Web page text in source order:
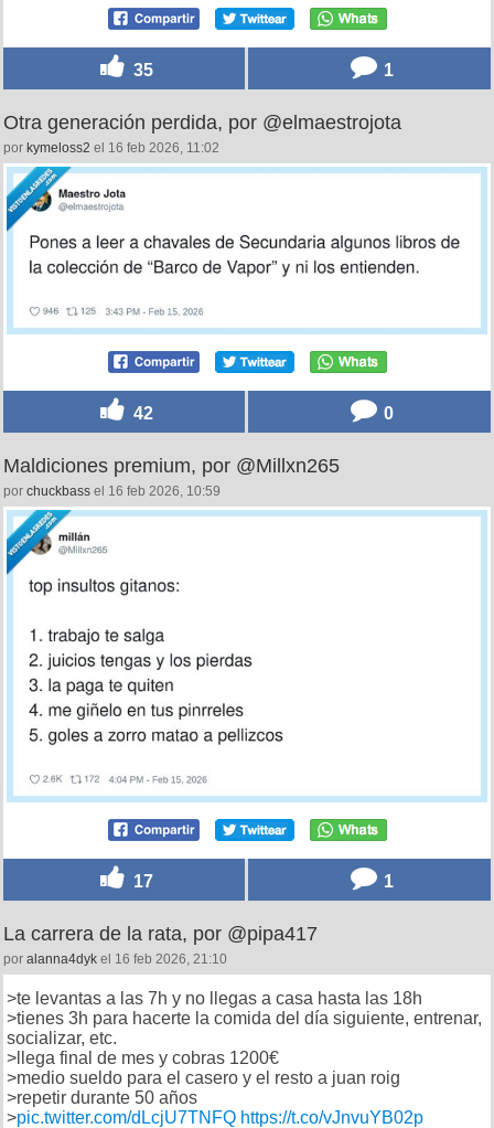
35 1
Otra generación perdida, por @elmaestrojota
por kymeloss2 el 16 feb 2026, 11:02
42 0
Maldiciones premium, por @Millxn265
por chuckbass el 16 feb 2026, 10:59
17 1
La carrera de la rata, por @pipa417
por alanna4dyk el 16 feb 2026, 21:10
>te levantas a las 7h y no llegas a casa hasta las 18h
>tienes 3h para hacerte la comida del día siguiente, entrenar,
socializar, etc.
>llega final de mes y cobras 1200€
>medio sueldo para el casero y el resto a juan roig
>repetir durante 50 años
>pic.twitter.com/dLcjU7TNFQ https://t.co/vJnvuYB02p